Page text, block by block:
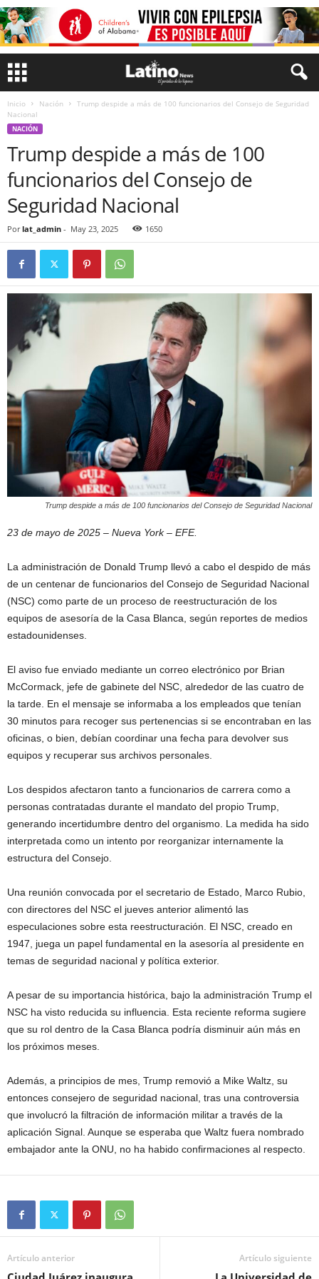
Inicio Nación
Trump despide a más de 100 funcionarios del Consejo de Seguridad
Nacional
NACIÓN
Trump despide a más de 100
funcionarios del Consejo de
Seguridad Nacional
Por lat_admin - May 23, 2025 1650
Trump despide a más de 100 funcionarios del Consejo de Seguridad Nacional
23 de mayo de 2025 – Nueva York – EFE.
La administración de Donald Trump llevó a cabo el despido de más
de un centenar de funcionarios del Consejo de Seguridad Nacional
(NSC) como parte de un proceso de reestructuración de los
equipos de asesoría de la Casa Blanca, según reportes de medios
estadounidenses.
El aviso fue enviado mediante un correo electrónico por Brian
McCormack, jefe de gabinete del NSC, alrededor de las cuatro de
la tarde. En el mensaje se informaba a los empleados que tenían
30 minutos para recoger sus pertenencias si se encontraban en las
oficinas, o bien, debían coordinar una fecha para devolver sus
equipos y recuperar sus archivos personales.
Los despidos afectaron tanto a funcionarios de carrera como a
personas contratadas durante el mandato del propio Trump,
generando incertidumbre dentro del organismo. La medida ha sido
interpretada como un intento por reorganizar internamente la
estructura del Consejo.
Una reunión convocada por el secretario de Estado, Marco Rubio,
con directores del NSC el jueves anterior alimentó las
especulaciones sobre esta reestructuración. El NSC, creado en
1947, juega un papel fundamental en la asesoría al presidente en
temas de seguridad nacional y política exterior.
A pesar de su importancia histórica, bajo la administración Trump el
NSC ha visto reducida su influencia. Esta reciente reforma sugiere
que su rol dentro de la Casa Blanca podría disminuir aún más en
los próximos meses.
Además, a principios de mes, Trump removió a Mike Waltz, su
entonces consejero de seguridad nacional, tras una controversia
que involucró la filtración de información militar a través de la
aplicación Signal. Aunque se esperaba que Waltz fuera nombrado
embajador ante la ONU, no ha habido confirmaciones al respecto.
Artículo anterior Artículo siguiente